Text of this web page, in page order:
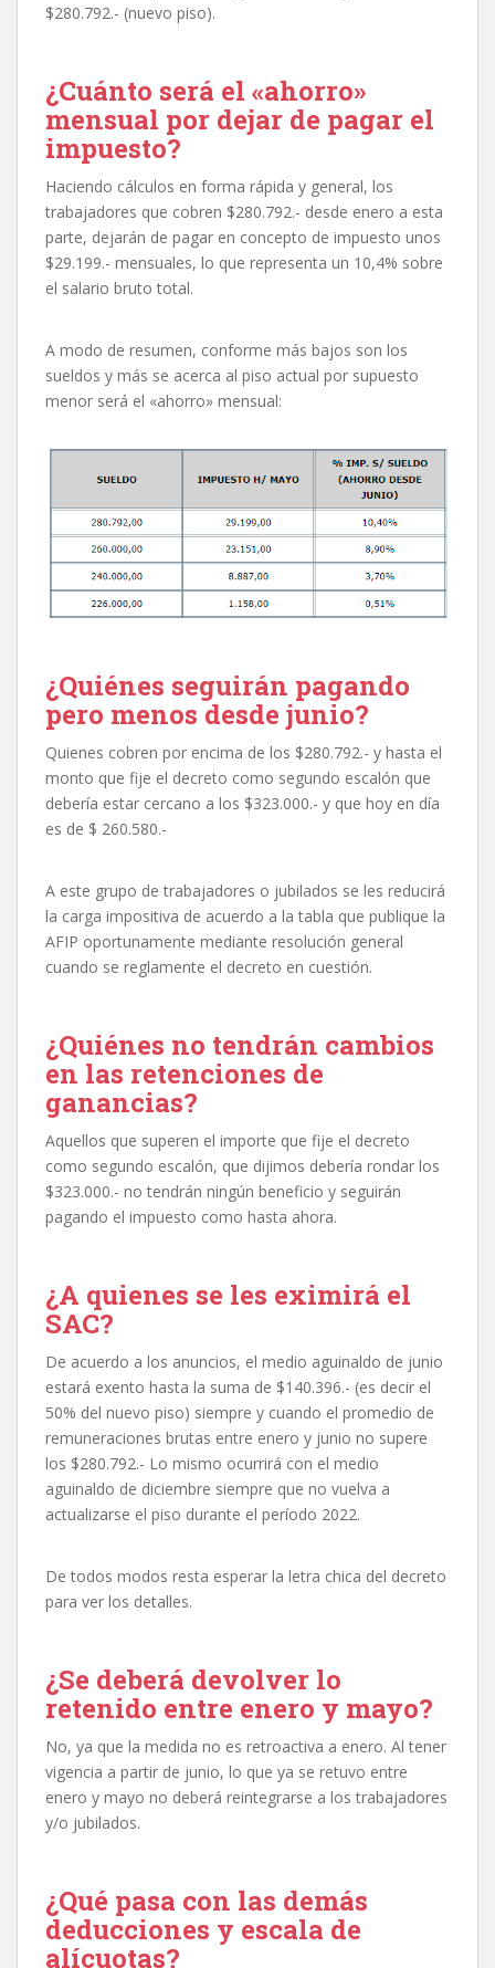
$280.792.- (nuevo piso).
¿Cuánto será el «ahorro»
mensual por dejar de pagar el
impuesto?
Haciendo cálculos en forma rápida y general, los
trabajadores que cobren $280.792.- desde enero a esta
parte, dejarán de pagar en concepto de impuesto unos
$29.199.- mensuales, lo que representa un 10,4% sobre
el salario bruto total.
A modo de resumen, conforme más bajos son los
sueldos y más se acerca al piso actual por supuesto
menor será el «ahorro» mensual:
¿Quiénes seguirán pagando
pero menos desde junio?
Quienes cobren por encima de los $280.792.- y hasta el
monto que fije el decreto como segundo escalón que
debería estar cercano a los $323.000.- y que hoy en día
es de $ 260.580.-
A este grupo de trabajadores o jubilados se les reducirá
la carga impositiva de acuerdo a la tabla que publique la
AFIP oportunamente mediante resolución general
cuando se reglamente el decreto en cuestión.
¿Quiénes no tendrán cambios
en las retenciones de
ganancias?
Aquellos que superen el importe que fije el decreto
como segundo escalón, que dijimos debería rondar los
$323.000.- no tendrán ningún beneficio y seguirán
pagando el impuesto como hasta ahora.
¿A quienes se les eximirá el
SAC?
De acuerdo a los anuncios, el medio aguinaldo de junio
estará exento hasta la suma de $140.396.- (es decir el
50% del nuevo piso) siempre y cuando el promedio de
remuneraciones brutas entre enero y junio no supere
los $280.792.- Lo mismo ocurrirá con el medio
aguinaldo de diciembre siempre que no vuelva a
actualizarse el piso durante el período 2022.
De todos modos resta esperar la letra chica del decreto
para ver los detalles.
¿Se deberá devolver lo
retenido entre enero y mayo?
No, ya que la medida no es retroactiva a enero. Al tener
vigencia a partir de junio, lo que ya se retuvo entre
enero y mayo no deberá reintegrarse a los trabajadores
y/o jubilados.
¿Qué pasa con las demás
deducciones y escala de
alícuotas?